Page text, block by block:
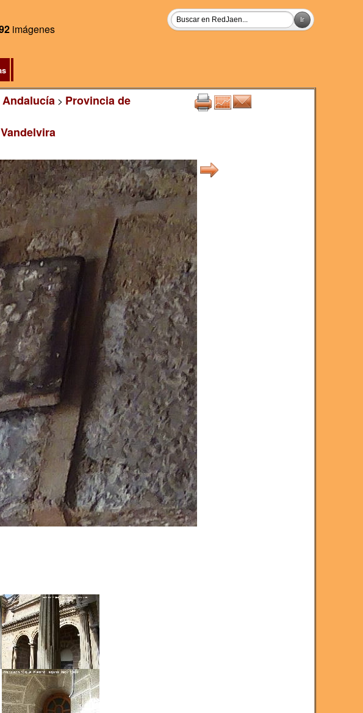
imágenes
Andalucía> Provincia de